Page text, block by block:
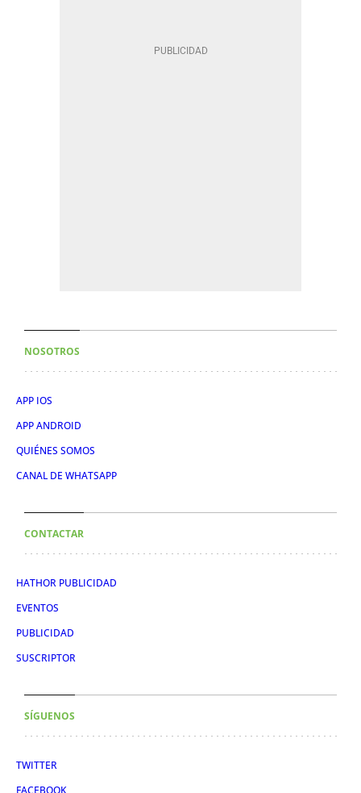
NOSOTROS
APP IOS
APP ANDROID
QUIÉNES SOMOS
CANAL DE WHATSAPP
CONTACTAR
HATHOR PUBLICIDAD
EVENTOS
PUBLICIDAD
SUSCRIPTOR
SÍGUENOS
TWITTER